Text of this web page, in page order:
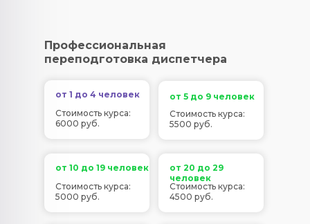
Профессиональная
переподготовка диспетчера
от 1 до 4 человек
Стоимость курса:
6000 руб.
от 5 до 9 человек
от 10 до 19 человек
от 20 до 29
человек
Стоимость курса:
5500 руб.
Стоимость курса:
5000 руб.
Стоимость курса:
4500 руб.